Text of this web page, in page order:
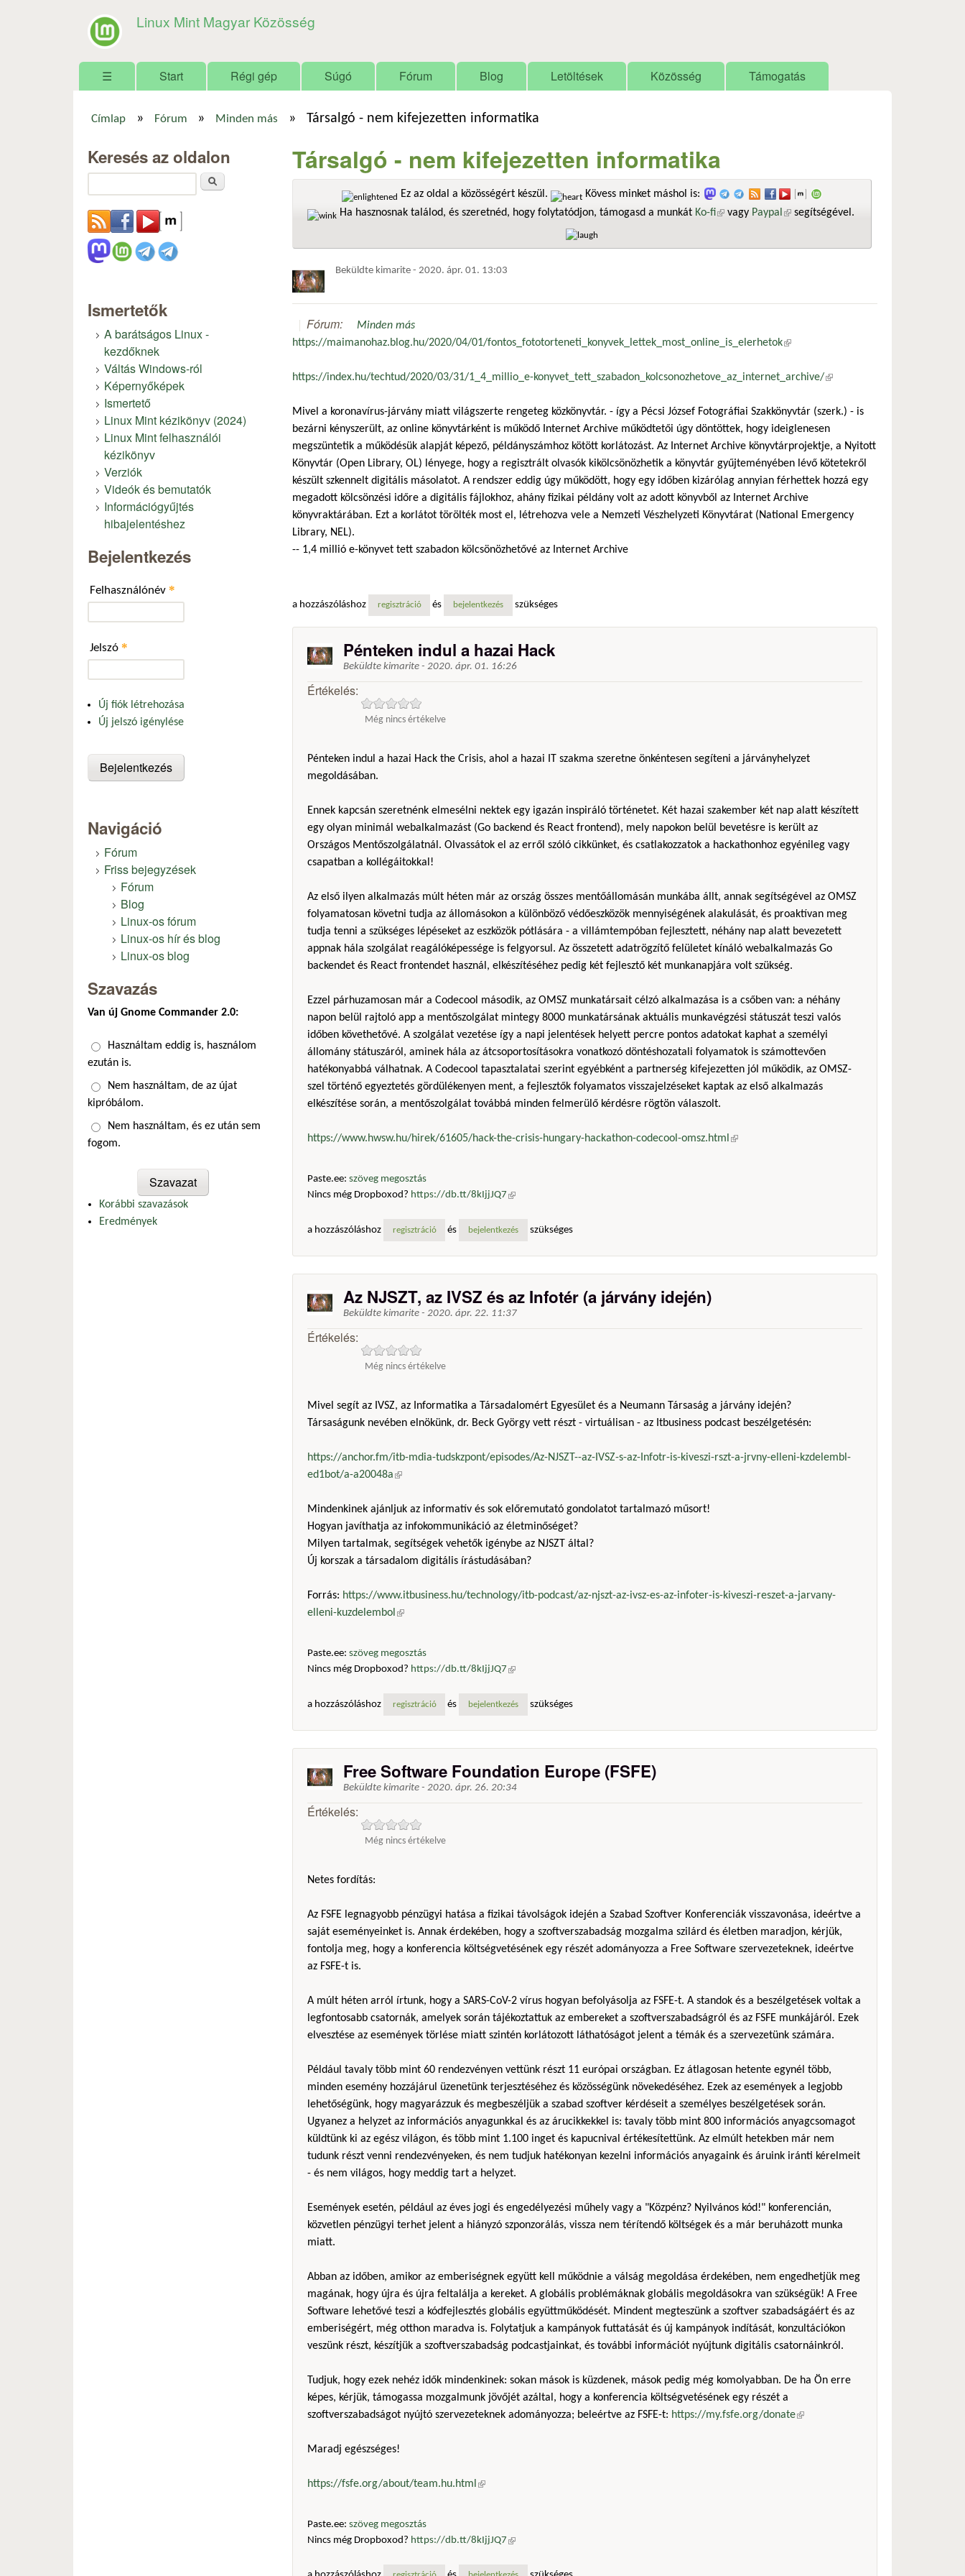
Linux Mint Magyar Közösség
Főmenü
☰ Start Régi gép Súgó Fórum Blog Letöltések Közösség Támogatás
Címlap » Fórum » Minden más » Társalgó - nem kifejezetten informatika
Társalgó - nem kifejezetten informatika
Ez az oldal a közösségért készül.
Kövess minket máshol is:
Ha hasznosnak találod, és szeretnéd, hogy folytatódjon, támogasd a munkát Ko-fi(külső hivatkozás)
vagy Paypal (külső hivatkozás)
segítségével.
Beküldte kimarite - 2020. ápr. 01. 13:03
Fórum:
Minden más
https://maimanohaz.blog.hu/2020/04/01/fontos_fototorteneti_konyvek_lettek_most_online_is_elerhetok(külső hivatkozás)
https://index.hu/techtud/2020/03/31/1_4_millio_e-konyvet_tett_szabadon_kolcsonozhetove_az_internet_archive/(külső hivatkozás)
Mivel a koronavírus-járvány miatt világszerte rengeteg közkönyvtár. - így a Pécsi József Fotográfiai Szakkönyvtár (szerk.) - is
bezárni kényszerült, az online könyvtárként is működő Internet Archive működtetői úgy döntöttek, hogy ideiglenesen
megszüntetik a működésük alapját képező, példányszámhoz kötött korlátozást. Az Internet Archive könyvtárprojektje, a Nyitott
Könyvtár (Open Library, OL) lényege, hogy a regisztrált olvasók kikölcsönözhetik a könyvtár gyűjteményében lévő kötetekről
készült szkennelt digitális másolatot. A rendszer eddig úgy működött, hogy egy időben kizárólag annyian férhettek hozzá egy
megadott kölcsönzési időre a digitális fájlokhoz, ahány fizikai példány volt az adott könyvből az Internet Archive
könyvraktárában. Ezt a korlátot törölték most el, létrehozva vele a Nemzeti Vészhelyzeti Könyvtárat (National Emergency
Library, NEL).
-- 1,4 millió e-könyvet tett szabadon kölcsönözhetővé az Internet Archive
a hozzászóláshoz regisztráció és bejelentkezés szükséges
Pénteken indul a hazai Hack
Beküldte kimarite - 2020. ápr. 01. 16:26
Értékelés:
Még nincs értékelve
Pénteken indul a hazai Hack the Crisis, ahol a hazai IT szakma szeretne önkéntesen segíteni a járványhelyzet
megoldásában.
Ennek kapcsán szeretnénk elmesélni nektek egy igazán inspiráló történetet. Két hazai szakember két nap alatt készített
egy olyan minimál webalkalmazást (Go backend és React frontend), mely napokon belül bevetésre is került az
Országos Mentőszolgálatnál. Olvassátok el az erről szóló cikkünket, és csatlakozzatok a hackathonhoz egyénileg vagy
csapatban a kollégáitokkal!
Az első ilyen alkalmazás múlt héten már az ország összes mentőállomásán munkába állt, annak segítségével az OMSZ
folyamatosan követni tudja az állomásokon a különböző védőeszközök mennyiségének alakulását, és proaktívan meg
tudja tenni a szükséges lépéseket az eszközök pótlására - a villámtempóban fejlesztett, néhány nap alatt bevezetett
appnak hála szolgálat reagálóképessége is felgyorsul. Az összetett adatrögzítő felületet kínáló webalkalmazás Go
backendet és React frontendet használ, elkészítéséhez pedig két fejlesztő két munkanapjára volt szükség.
Ezzel párhuzamosan már a Codecool második, az OMSZ munkatársait célzó alkalmazása is a csőben van: a néhány
napon belül rajtoló app a mentőszolgálat mintegy 8000 munkatársának aktuális munkavégzési státuszát teszi valós
időben követhetővé. A szolgálat vezetése így a napi jelentések helyett percre pontos adatokat kaphat a személyi
állomány státuszáról, aminek hála az átcsoportosításokra vonatkozó döntéshozatali folyamatok is számottevően
hatékonyabbá válhatnak. A Codecool tapasztalatai szerint egyébként a partnerség kifejezetten jól működik, az OMSZ-
szel történő egyeztetés gördülékenyen ment, a fejlesztők folyamatos visszajelzéseket kaptak az első alkalmazás
elkészítése során, a mentőszolgálat továbbá minden felmerülő kérdésre rögtön válaszolt.
https://www.hwsw.hu/hirek/61605/hack-the-crisis-hungary-hackathon-codecool-omsz.html(külső hivatkozás)
Paste.ee: szöveg megosztás
Nincs még Dropboxod? https://db.tt/8kIjjJQ7 (külső hivatkozás)
a hozzászóláshoz regisztráció és bejelentkezés szükséges
Az NJSZT, az IVSZ és az Infotér (a járvány idején)
Beküldte kimarite - 2020. ápr. 22. 11:37
Értékelés:
Még nincs értékelve
Mivel segít az IVSZ, az Informatika a Társadalomért Egyesület és a Neumann Társaság a járvány idején?
Társaságunk nevében elnökünk, dr. Beck György vett részt - virtuálisan - az Itbusiness podcast beszélgetésén:
https://anchor.fm/itb-mdia-tudskzpont/episodes/Az-NJSZT--az-IVSZ-s-az-Infotr-is-kiveszi-rszt-a-jrvny-elleni-kzdelembl-
ed1bot/a-a20048a(külső hivatkozás)
Mindenkinek ajánljuk az informatív és sok előremutató gondolatot tartalmazó műsort!
Hogyan javíthatja az infokommunikáció az életminőséget?
Milyen tartalmak, segítségek vehetők igénybe az NJSZT által?
Új korszak a társadalom digitális írástudásában?
Forrás: https://www.itbusiness.hu/technology/itb-podcast/az-njszt-az-ivsz-es-az-infoter-is-kiveszi-reszet-a-jarvany-
elleni-kuzdelembol (külső hivatkozás)
Paste.ee: szöveg megosztás
Nincs még Dropboxod? https://db.tt/8kIjjJQ7 (külső hivatkozás)
a hozzászóláshoz regisztráció és bejelentkezés szükséges
Free Software Foundation Europe (FSFE)
Beküldte kimarite - 2020. ápr. 26. 20:34
Értékelés:
Még nincs értékelve
Netes fordítás:
Az FSFE legnagyobb pénzügyi hatása a fizikai távolságok idején a Szabad Szoftver Konferenciák visszavonása, ideértve a
saját eseményeinket is. Annak érdekében, hogy a szoftverszabadság mozgalma szilárd és életben maradjon, kérjük,
fontolja meg, hogy a konferencia költségvetésének egy részét adományozza a Free Software szervezeteknek, ideértve
az FSFE-t is.
A múlt héten arról írtunk, hogy a SARS-CoV-2 vírus hogyan befolyásolja az FSFE-t. A standok és a beszélgetések voltak a
legfontosabb csatornák, amelyek során tájékoztattuk az embereket a szoftverszabadságról és az FSFE munkájáról. Ezek
elvesztése az események törlése miatt szintén korlátozott láthatóságot jelent a témák és a szervezetünk számára.
Például tavaly több mint 60 rendezvényen vettünk részt 11 európai országban. Ez átlagosan hetente egynél több,
minden esemény hozzájárul üzenetünk terjesztéséhez és közösségünk növekedéséhez. Ezek az események a legjobb
lehetőségünk, hogy magyarázzuk és megbeszéljük a szabad szoftver kérdéseit a személyes beszélgetések során.
Ugyanez a helyzet az információs anyagunkkal és az árucikkekkel is: tavaly több mint 800 információs anyagcsomagot
küldtünk ki az egész világon, és több mint 1.100 inget és kapucnival értékesítettünk. Az elmúlt hetekben már nem
tudunk részt venni rendezvényeken, és nem tudjuk hatékonyan kezelni információs anyagaink és áruink iránti kérelmeit
- és nem világos, hogy meddig tart a helyzet.
Események esetén, például az éves jogi és engedélyezési műhely vagy a "Közpénz? Nyilvános kód!" konferencián,
közvetlen pénzügyi terhet jelent a hiányzó szponzorálás, vissza nem térítendő költségek és a már beruházott munka
miatt.
Abban az időben, amikor az emberiségnek együtt kell működnie a válság megoldása érdekében, nem engedhetjük meg
magának, hogy újra és újra feltalálja a kereket. A globális problémáknak globális megoldásokra van szükségük! A Free
Software lehetővé teszi a kódfejlesztés globális együttműködését. Mindent megteszünk a szoftver szabadságáért és az
emberiségért, még otthon maradva is. Folytatjuk a kampányok futtatását és új kampányok indítását, konzultációkon
veszünk részt, készítjük a szoftverszabadság podcastjainkat, és további információt nyújtunk digitális csatornáinkról.
Tudjuk, hogy ezek nehéz idők mindenkinek: sokan mások is küzdenek, mások pedig még komolyabban. De ha Ön erre
képes, kérjük, támogassa mozgalmunk jövőjét azáltal, hogy a konferencia költségvetésének egy részét a
szoftverszabadságot nyújtó szervezeteknek adományozza; beleértve az FSFE-t: https://my.fsfe.org/donate(külső hivatkozás)
Maradj egészséges!
https://fsfe.org/about/team.hu.html (külső hivatkozás)
Paste.ee: szöveg megosztás
Nincs még Dropboxod? https://db.tt/8kIjjJQ7 (külső hivatkozás)
Keresés az oldalon
Ismertetők
A barátságos Linux -
kezdőknek
Váltás Windows-ról
Képernyőképek
Ismertető
Linux Mint kézikönyv (2024)
Linux Mint felhasználói
kézikönyv
Verziók
Videók és bemutatók
Információgyűjtés
hibajelentéshez
Bejelentkezés
Felhasználónév *
Jelszó *
Új fiók létrehozása
Új jelszó igénylése
Navigáció
Fórum
Friss bejegyzések
Fórum
Blog
Linux-os fórum
Linux-os hír és blog
Linux-os blog
Szavazás
Van új Gnome Commander 2.0:
Választások
Használtam eddig is, használom
ezután is.
Nem használtam, de az újat
kipróbálom.
Nem használtam, és ez után sem
fogom.
Korábbi szavazások
Eredmények